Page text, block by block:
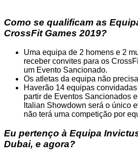
Como se qualificam as
CrossFit Games 2019?
Uma equipa de 2 homens e 2
receber convites para os
um Evento Sancionado.
Os atletas da equipa não
Haverão 14 equipas
partir de Eventos Sancionados
Italian Showdown será o único
não terá uma competição por
Eu pertenço à Equipa
Dubai, e agora?